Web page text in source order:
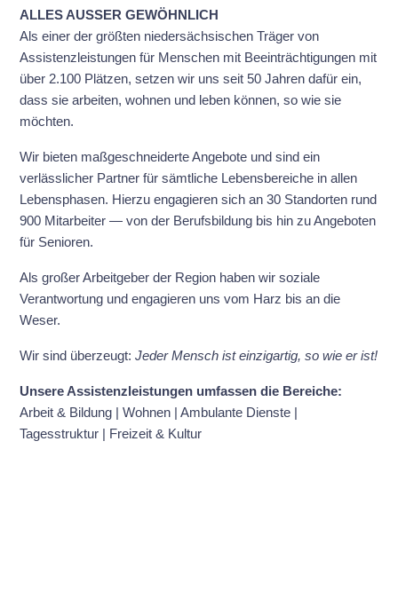
ALLES AUSSER GEWÖHNLICH
Als einer der größten niedersächsischen Träger von
Assistenzleistungen für Menschen mit Beeinträchtigungen mit
über 2.100 Plätzen, setzen wir uns seit 50 Jahren dafür ein,
dass sie arbeiten, wohnen und leben können, so wie sie
möchten.
Wir bieten maßgeschneiderte Angebote und sind ein
verlässlicher Partner für sämtliche Lebensbereiche in allen
Lebensphasen. Hierzu engagieren sich an 30 Standorten rund
900 Mitarbeiter — von der Berufsbildung bis hin zu Angeboten
für Senioren.
Als großer Arbeitgeber der Region haben wir soziale
Verantwortung und engagieren uns vom Harz bis an die
Weser.
Wir sind überzeugt:Jeder Mensch ist einzigartig, so wie er ist!
Unsere Assistenzleistungen umfassen die Bereiche:
Arbeit & Bildung | Wohnen | Ambulante Dienste |
Tagesstruktur | Freizeit & Kultur